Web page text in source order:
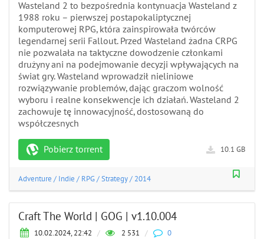
Wasteland 2 to bezpośrednia kontynuacja Wasteland z
1988 roku – pierwszej postapokaliptycznej
komputerowej RPG, która zainspirowała twórców
legendarnej serii Fallout. Przed Wasteland żadna CRPG
nie pozwalała na taktyczne dowodzenie członkami
drużyny ani na podejmowanie decyzji wpływających na
świat gry. Wasteland wprowadził nieliniowe
rozwiązywanie problemów, dając graczom wolność
wyboru i realne konsekwencje ich działań. Wasteland 2
zachowuje tę innowacyjność, dostosowaną do
współczesnych
Pobierz torrent 10.1 GB
Adventure / Indie / RPG/Strategy/ 2014
Craft The World | GOG | v1.10.004
10.02.2024, 22:42 / 2 531 / 0